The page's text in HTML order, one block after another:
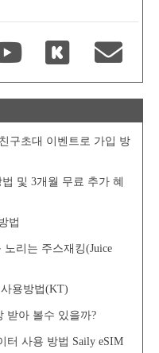
구초대 이벤트로 가입 방
및 3개월 무료 추가 혜
법
리는 주스재킹(Juice
용방법(KT)
받아 볼수 있을까?
터 사용 방법 Saily eSIM